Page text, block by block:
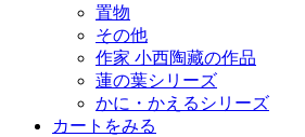
置物
その他
作家 小西陶藏の作品
蓮の葉シリーズ
かに・かえるシリーズ
カートをみる